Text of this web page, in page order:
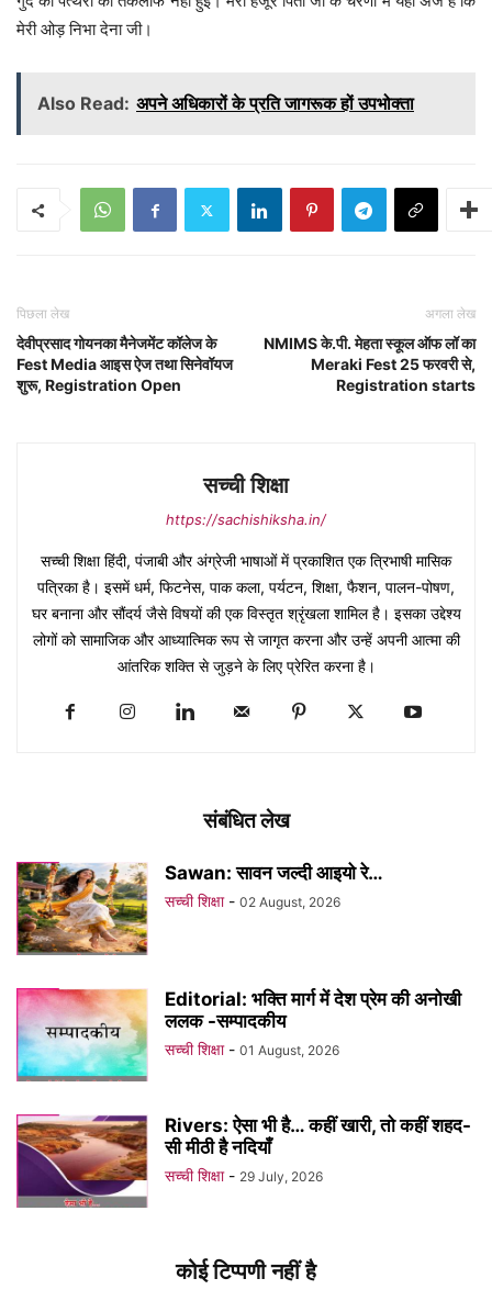
मेरी ओड़ निभा देना जी।
Also Read: अपने अधिकारों के प्रति जागरूक हों उपभोक्ता
पिछला लेख
देवीप्रसाद गोयनका मैनेजमेंट कॉलेज के
Fest Media आइस ऐज तथा सिनेवॉयज
शुरू, Registration Open
अगला लेख
NMIMS के.पी. मेहता स्कूल ऑफ लॉ का
Meraki Fest 25 फरवरी से,
Registration starts
सच्ची शिक्षा
https://sachishiksha.in/
सच्ची शिक्षा हिंदी, पंजाबी और अंग्रेजी भाषाओं में प्रकाशित एक त्रिभाषी मासिक
पत्रिका है। इसमें धर्म, फिटनेस, पाक कला, पर्यटन, शिक्षा, फैशन, पालन-पोषण,
घर बनाना और सौंदर्य जैसे विषयों की एक विस्तृत श्रृंखला शामिल है। इसका उद्देश्य
लोगों को सामाजिक और आध्यात्मिक रूप से जागृत करना और उन्हें अपनी आत्मा की
आंतरिक शक्ति से जुड़ने के लिए प्रेरित करना है।
संबंधित लेख
Sawan: सावन जल्दी आइयो रे…
सच्ची शिक्षा - 02 August, 2026
Editorial: भक्ति मार्ग में देश प्रेम की अनोखी
ललक -सम्पादकीय
सच्ची शिक्षा - 01 August, 2026
Rivers: ऐसा भी है… कहीं खारी, तो कहीं शहद-
सी मीठी है नदियाँ
सच्ची शिक्षा - 29 July, 2026
कोई टिप्पणी नहीं है